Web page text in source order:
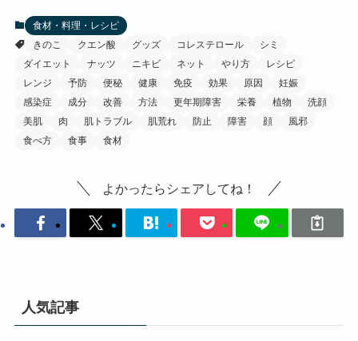
食材・料理・レシピ
きのこ
クエン酸 グッズ コレステロール
シミ
ダイエット
ナッツ ニキビ ネット やり方
レシピ
レンジ
予防 便秘 健康 免疫 効果 原因
妊娠
感染症
成分 改善 方法 更年期障害 栄養 植物
洗顔
美肌
肉 肌トラブル 肌荒れ 防止 障害 顔
風邪
食べ方
食事 食材
よかったらシェアしてね！
人気記事